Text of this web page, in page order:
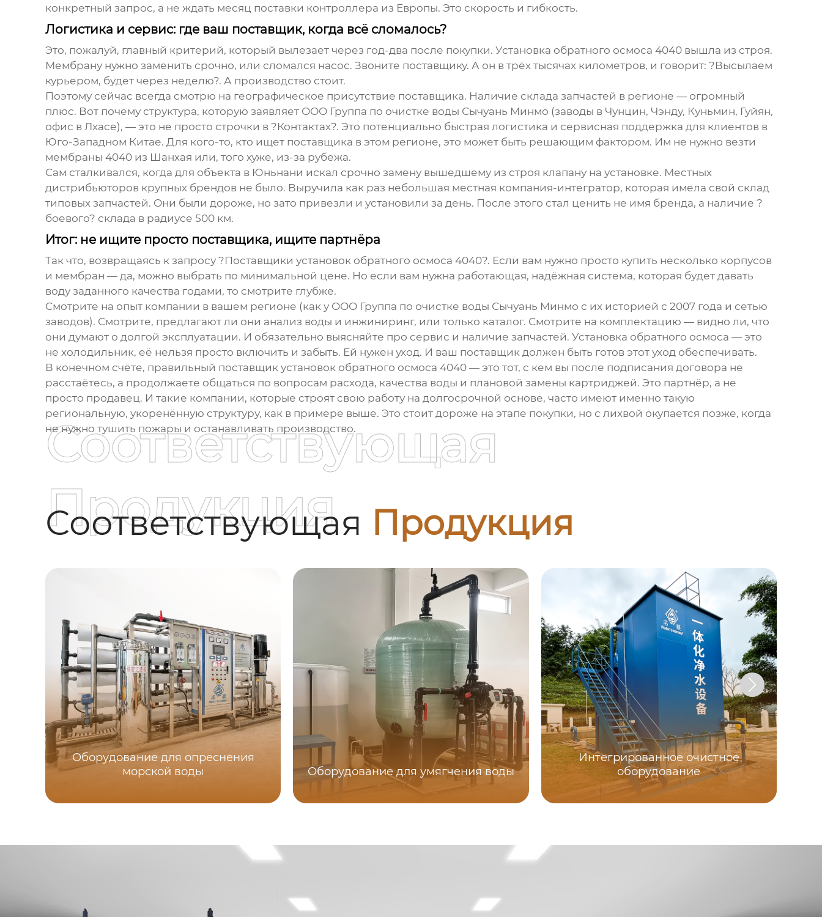
конкретный запрос, а не ждать месяц поставки контроллера из Европы. Это скорость и гибкость.
Логистика и сервис: где ваш поставщик, когда всё сломалось?
Это, пожалуй, главный критерий, который вылезает через год-два после покупки. Установка обратного осмоса 4040 вышла из строя.
Мембрану нужно заменить срочно, или сломался насос. Звоните поставщику. А он в трёх тысячах километров, и говорит: ?Высылаем
курьером, будет через неделю?. А производство стоит.
Поэтому сейчас всегда смотрю на географическое присутствие поставщика. Наличие склада запчастей в регионе — огромный
плюс. Вот почему структура, которую заявляет ООО Группа по очистке воды Сычуань Минмо (заводы в Чунцин, Чэнду, Куньмин, Гуйян,
офис в Лхасе), — это не просто строчки в ?Контактах?. Это потенциально быстрая логистика и сервисная поддержка для клиентов в
Юго-Западном Китае. Для кого-то, кто ищет поставщика в этом регионе, это может быть решающим фактором. Им не нужно везти
мембраны 4040 из Шанхая или, того хуже, из-за рубежа.
Сам сталкивался, когда для объекта в Юньнани искал срочно замену вышедшему из строя клапану на установке. Местных
дистрибьюторов крупных брендов не было. Выручила как раз небольшая местная компания-интегратор, которая имела свой склад
типовых запчастей. Они были дороже, но зато привезли и установили за день. После этого стал ценить не имя бренда, а наличие ?
боевого? склада в радиусе 500 км.
Итог: не ищите просто поставщика, ищите партнёра
Так что, возвращаясь к запросу ?Поставщики установок обратного осмоса 4040?. Если вам нужно просто купить несколько корпусов
и мембран — да, можно выбрать по минимальной цене. Но если вам нужна работающая, надёжная система, которая будет давать
воду заданного качества годами, то смотрите глубже.
Смотрите на опыт компании в вашем регионе (как у ООО Группа по очистке воды Сычуань Минмо с их историей с 2007 года и сетью
заводов). Смотрите, предлагают ли они анализ воды и инжиниринг, или только каталог. Смотрите на комплектацию — видно ли, что
они думают о долгой эксплуатации. И обязательно выясняйте про сервис и наличие запчастей. Установка обратного осмоса — это
не холодильник, её нельзя просто включить и забыть. Ей нужен уход. И ваш поставщик должен быть готов этот уход обеспечивать.
В конечном счёте, правильный поставщик установок обратного осмоса 4040 — это тот, с кем вы после подписания договора не
расстаётесь, а продолжаете общаться по вопросам расхода, качества воды и плановой замены картриджей. Это партнёр, а не
просто продавец. И такие компании, которые строят свою работу на долгосрочной основе, часто имеют именно такую
региональную, укоренённую структуру, как в примере выше. Это стоит дороже на этапе покупки, но с лихвой окупается позже, когда
не нужно тушить пожары и останавливать производство.
Соответствующая Продукция
Соответствующая
Продукция
Оборудование для опреснения
морской воды
Оборудование для умягчения воды
Интегрированное очистное
оборудование